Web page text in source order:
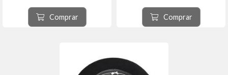
Origen ciudad de Tolosa, provincia
de Guipúzcoa, comunidad
autónoma del País Vasco, España.
Comprar
Origen ciudad de Tolosa, provincia
de Guipúzcoa, comunidad
autónoma del País Vasco, España.
Comprar